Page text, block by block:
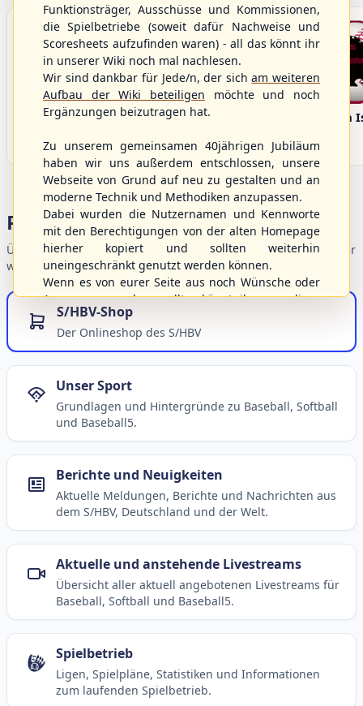
Bargenstedt
Elmshorn Alligators Fehmarn
Portalbereiche
Übersicht der Verbandsbereiche – wählen Sie einen Einstieg für
weiterführende Informationen.
S/HBV-Shop
Der Onlineshop des S/HBV
Unser Sport
Grundlagen und Hintergründe zu Baseball, Softball
und Baseball5.
Berichte und Neuigkeiten
Aktuelle Meldungen, Berichte und Nachrichten aus
dem S/HBV, Deutschland und der Welt.
Aktuelle und anstehende Livestreams
Übersicht aller aktuell angebotenen Livestreams für
Baseball, Softball und Baseball5.
Spielbetrieb
Ligen, Spielpläne, Statistiken und Informationen
zum laufenden Spielbetrieb.
Funktionsträger, Ausschüsse und Kommissionen,
die Spielbetriebe (soweit dafür Nachweise und
Scoresheets aufzufinden waren) - all das könnt ihr
in unserer Wiki noch mal nachlesen.
Wir sind dankbar für Jede/n, der sicham weiteren
Aufbau der Wiki beteiligen möchte und noch
Ergänzungen beizutragen hat.
Zu unserem gemeinsamen 40jährigen Jubiläum
haben wir uns außerdem entschlossen, unsere
Webseite von Grund auf neu zu gestalten und an
moderne Technik und Methodiken anzupassen.
Dabei wurden die Nutzernamen und Kennworte
mit den Berechtigungen von der alten Homepage
hierher kopiert und sollten weiterhin
uneingeschränkt genutzt werden können.
Wenn es von eurer Seite aus noch Wünsche oder
Anregungen geben sollte, könnt ihr uns diese
gerne an die Verbandsadresse
schicken.